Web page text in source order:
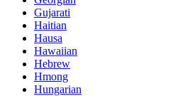
Gujarati
Haitian
Hausa
Hawaiian
Hebrew
Hmong
Hungarian